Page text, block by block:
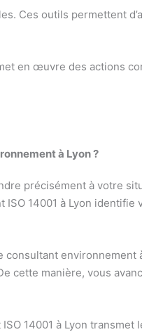
Ces outils permettent
en œuvre des actions
à Lyon ?
précisément à votre
14001 à Lyon identifie
consultant environnement
cette manière, vous
14001 à Lyon transmet